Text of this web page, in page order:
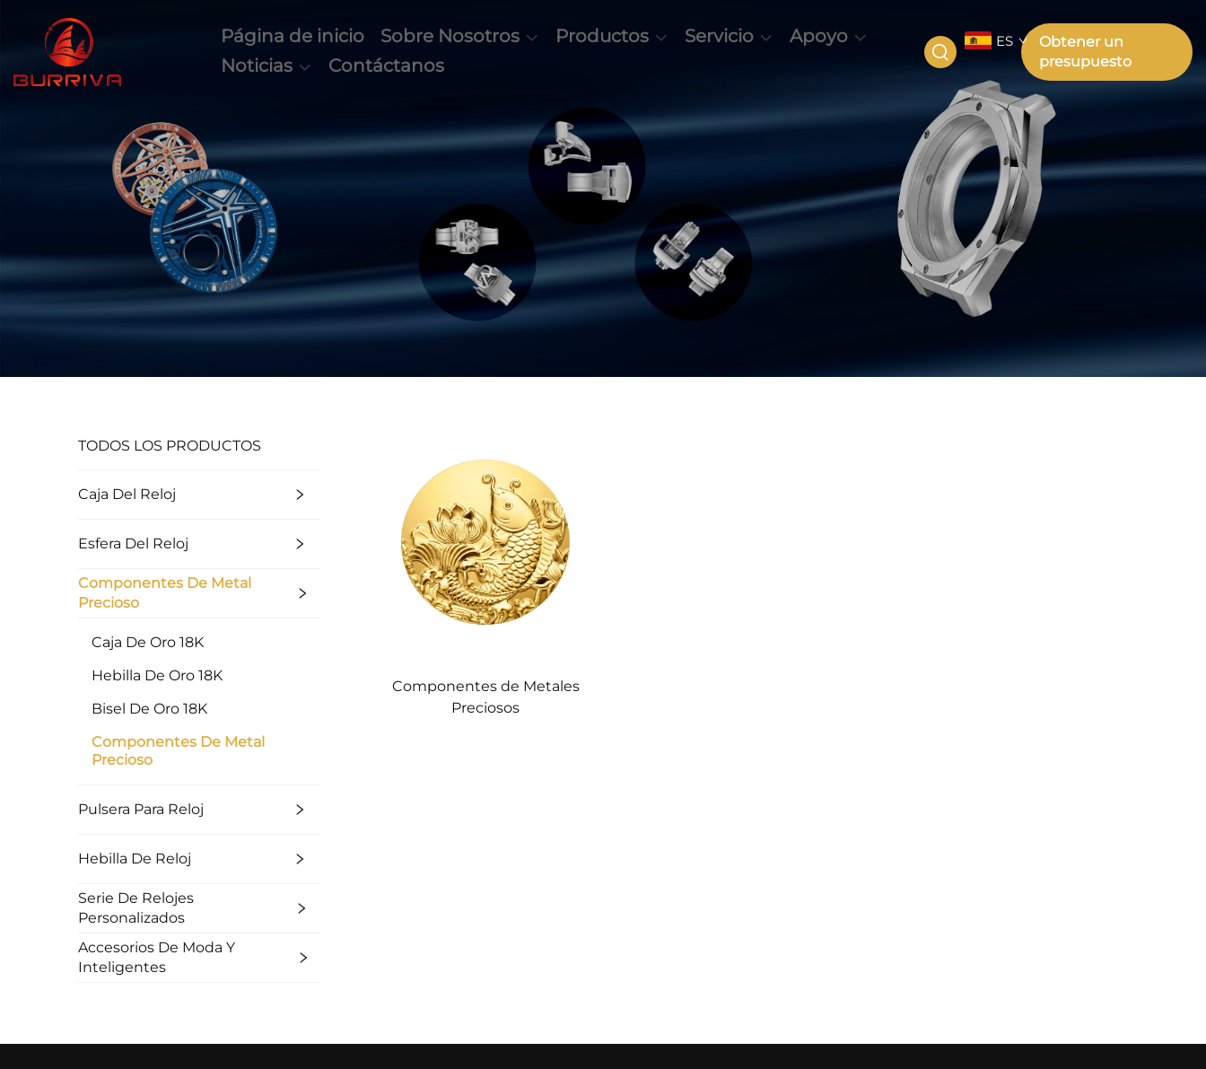
Página de inicio Sobre Nosotros Productos Servicio
Apoyo
Noticias
Contáctanos
ES
Obtener un
presupuesto
TODOS LOS PRODUCTOS
Caja Del Reloj
Esfera Del Reloj
Componentes De Metal
Precioso
Caja De Oro 18K
Hebilla De Oro 18K
Bisel De Oro 18K
Componentes De Metal
Precioso
Pulsera Para Reloj
Hebilla De Reloj
Serie De Relojes
Personalizados
Accesorios De Moda Y
Inteligentes
Componentes de Metales
Preciosos